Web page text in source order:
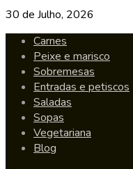
30 de Julho, 2026
Carnes
Peixe e marisco
Sobremesas
Entradas e petiscos
Saladas
Sopas
Vegetariana
Blog